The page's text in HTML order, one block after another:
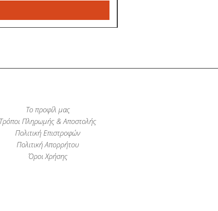
Το προφίλ μας
Τρόποι Πληρωμής & Αποστολής
Πολιτική Επιστροφών
Πολιτική Απορρήτου
Όροι Χρήσης